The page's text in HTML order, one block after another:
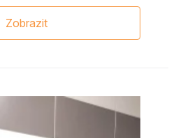
Zobrazit